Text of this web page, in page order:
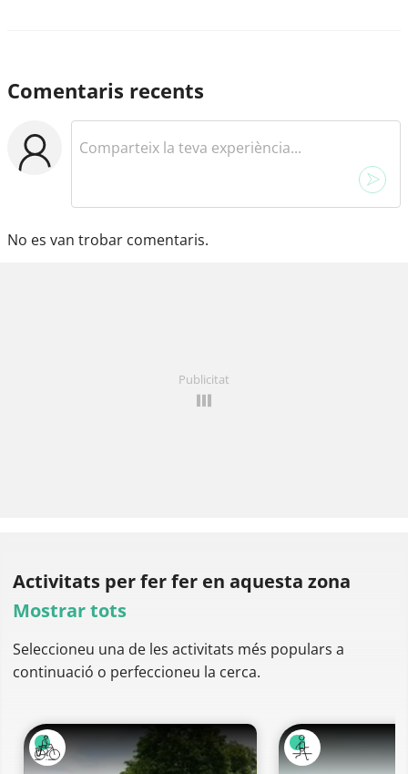
Comentaris recents
No es van trobar comentaris.
Publicitat
Activitats per ferfer en aquesta zona
Mostrar tots
Seleccioneu una de les activitats més populars a
continuació o perfeccioneu la cerca.